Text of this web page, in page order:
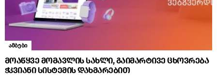
ამბები
მოაწყვე მომავლის სახლი, გაიმარტივე ცხოვრება
ჭკვიანი სისტემის დახმარებით